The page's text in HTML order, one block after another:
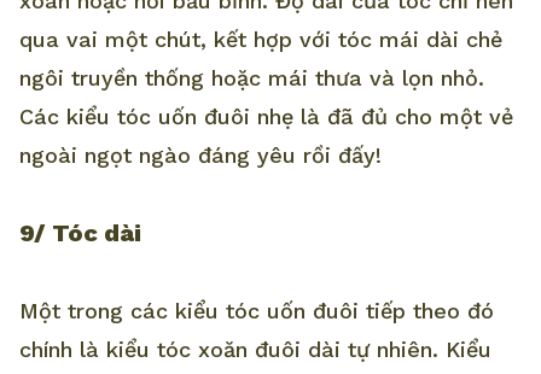
qua vai một chút, kết hợp với tóc mái dài chẻ
ngôi truyền thống hoặc mái thưa và lọn nhỏ.
Các kiểu tóc uốn đuôi nhẹ là đã đủ cho một vẻ
ngoài ngọt ngào đáng yêu rồi đấy!
9/ Tóc dài
Một trong các kiểu tóc uốn đuôi tiếp theo đó
chính là kiểu tóc xoăn đuôi dài tự nhiên. Kiểu